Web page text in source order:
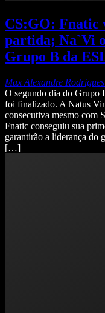
CS:GO: Fnatic
partida; Na`Vi
Grupo B da
Max Alexandre Rodrigues
O segundo dia do Grupo
foi finalizado. A Natus
consecutiva mesmo com
Fnatic conseguiu sua
garantirão a liderança do
[…]